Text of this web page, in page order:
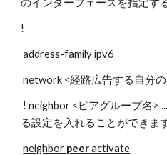
のインターフェースを指定す
!
address-family ipv6
network <経路広告する自分
る設定を入れることができま
neighbor peer activate